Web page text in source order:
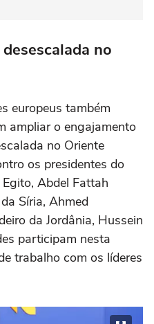
no
europeus também
ampliar o engajamento
no Oriente
os presidentes do
Abdel Fattah
Síria, Ahmed
da Jordânia, Hussein
participam nesta
trabalho com os líderes